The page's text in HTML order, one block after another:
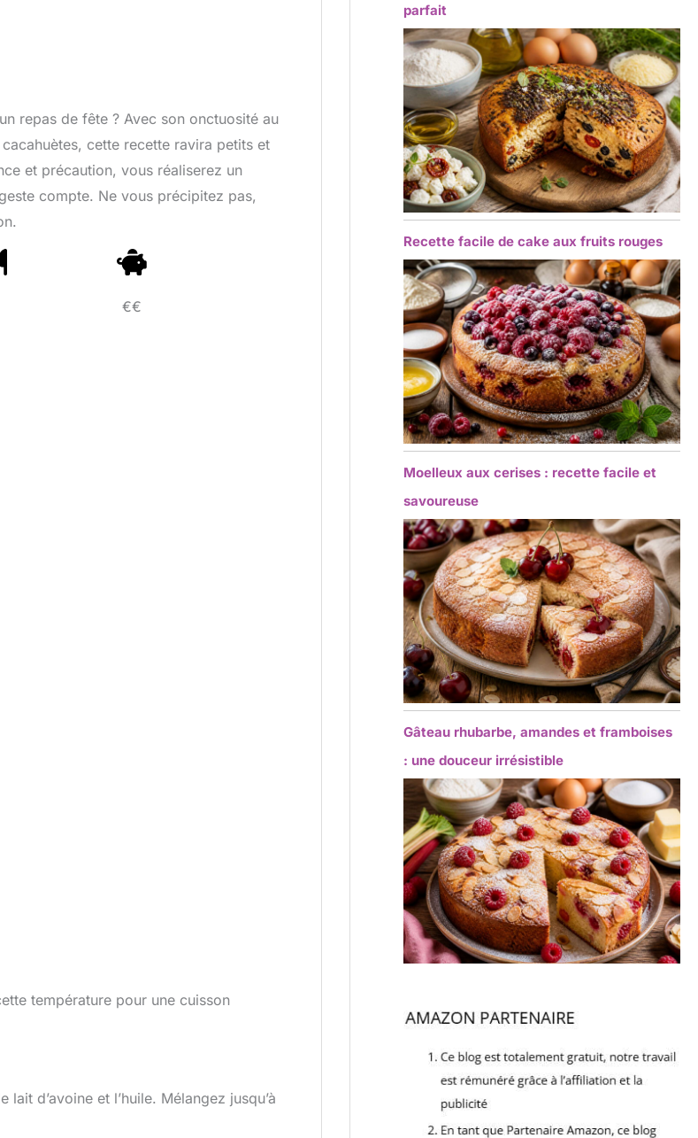
repas de fête ? Avec son onctuosité au
cette recette ravira petits et
et précaution, vous réaliserez un
compte. Ne vous précipitez pas,
€€
température pour une cuisson
d’avoine et l’huile. Mélangez jusqu’à
parfait
Recette facile de cake aux fruits rouges
Moelleux aux cerises : recette facile et
savoureuse
Gâteau rhubarbe, amandes et framboises
: une douceur irrésistible